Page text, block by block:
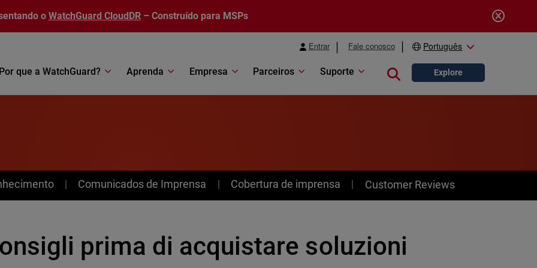
o WatchGuard CloudDR – Construído para MSPs
Entrar Fale conosco Português
Por que a WatchGuard? Aprenda Empresa Parceiros Suporte Close search
Explore
Comunicados de Imprensa Cobertura de imprensa Customer Reviews
prima di acquistare soluzioni